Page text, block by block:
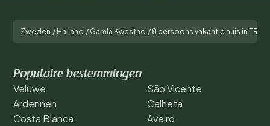
Zweden / Halland / Gamla Köpstad / 8 persoons vakantie huis in
Populaire bestemmingen
Veluwe
Ardennen
Costa Blanca
São Vicente
Calheta
Aveiro